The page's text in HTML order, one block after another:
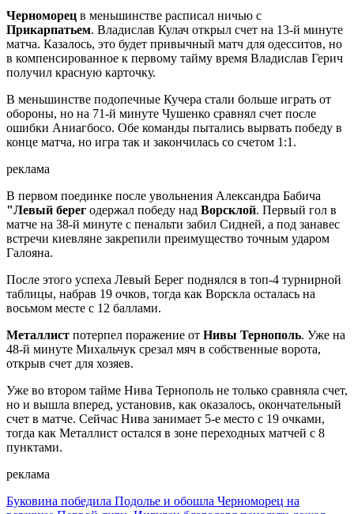
Черноморец в меньшинстве расписал ничью с
Прикарпатьем. Владислав Кулач открыл счет на 13-й минуте
матча. Казалось, это будет привычный матч для одесситов, но
в компенсированное к первому тайму время Владислав Герич
получил красную карточку.
В меньшинстве подопечные Кучера стали больше играть от
обороны, но на 71-й минуте Чушенко сравнял счет после
ошибки Аниагбосо. Обе команды пытались вырвать победу в
конце матча, но игра так и закончилась со счетом 1:1.
реклама
В первом поединке после увольнения Александра Бабича
"Левый берег одержал победу над Ворсклой. Первый гол в
матче на 38-й минуте с пенальти забил Сидней, а под занавес
встречи киевляне закрепили преимущество точным ударом
Галояна.
После этого успеха Левый Берег поднялся в топ-4 турнирной
таблицы, набрав 19 очков, тогда как Ворскла осталась на
восьмом месте с 12 баллами.
Металлист потерпел поражение от Нивы Тернополь. Уже на
48-й минуте Михальчук срезал мяч в собственные ворота,
открыв счет для хозяев.
Уже во втором тайме Нива Тернополь не только сравняла счет,
но и вышла вперед, установив, как оказалось, окончательный
счет в матче. Сейчас Нива занимает 5-е место с 19 очками,
тогда как Металлист остался в зоне переходных матчей с 8
пунктами.
реклама
Буковина победила Подолье и обошла Черноморец на